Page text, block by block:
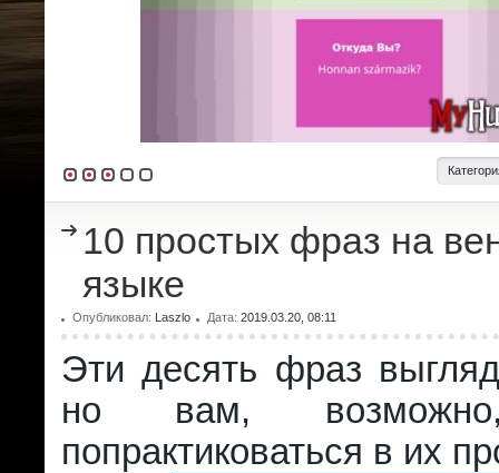
10 простых фраз на
языке
Опубликовал: Laszlo Дата: 2019.03.20, 08:11
Эти десять фраз
но вам,
попрактиковаться в их